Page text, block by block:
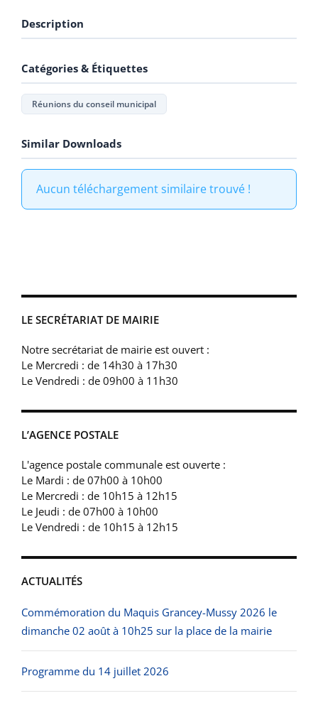
LE SECRÉTARIAT DE MAIRIE
Notre secrétariat de mairie est ouvert :
Le Mercredi : de 14h30 à 17h30
Le Vendredi : de 09h00 à 11h30
L’AGENCE POSTALE
L'agence postale communale est ouverte :
Le Mardi : de 07h00 à 10h00
Le Mercredi : de 10h15 à 12h15
Le Jeudi : de 07h00 à 10h00
Le Vendredi : de 10h15 à 12h15
ACTUALITÉS
Commémoration du Maquis Grancey-Mussy 2026 le
dimanche 02 août à 10h25 sur la place de la mairie
Programme du 14 juillet 2026
Description
Catégories & Étiquettes
Réunions du conseil municipal
Similar Downloads
Aucun téléchargement similaire trouvé !